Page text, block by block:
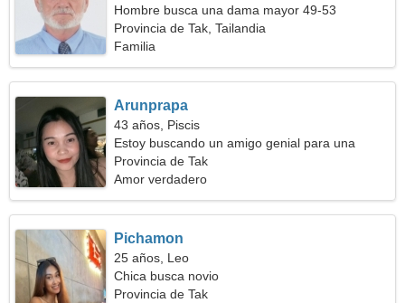
Hombre busca una dama mayor 49-53
Provincia de Tak, Tailandia
Familia
Arunprapa
43 años, Piscis
Estoy buscando un amigo genial para una
caminata
Provincia de Tak
Amor verdadero
Pichamon
25 años, Leo
Chica busca novio
Provincia de Tak